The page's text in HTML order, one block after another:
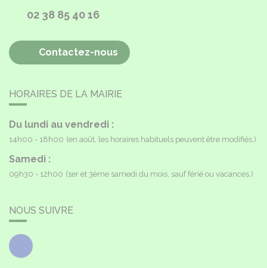
02 38 85 40 16
Contactez-nous
HORAIRES DE LA MAIRIE
Du lundi au vendredi :
14h00 - 18h00 (en août, les horaires habituels peuvent être modifiés.)
Samedi :
09h30 - 12h00 (1er et 3ème samedi du mois, sauf férié ou vacances.)
NOUS SUIVRE
Facebook